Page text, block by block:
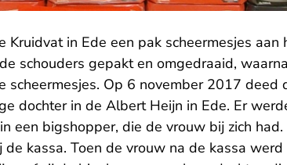
in Ede een pak scheermesjes aan
schouders gepakt en omgedraaid,
Op 6 november 2017 deed
dochter in de Albert Heijn in Ede. Er
een bigshopper, die de vrouw bij zich
kassa. Toen de vrouw na de kassa